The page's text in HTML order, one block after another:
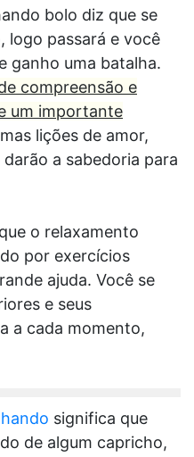
bolo diz que se
logo passará e você
ganho uma batalha.
compreensão e
um importante
lições de amor,
a sabedoria para
o relaxamento
por exercícios
ajuda. Você se
e seus
a cada momento,
significa que
de algum capricho,